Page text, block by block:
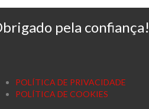
pela confiança!
POLÍTICA DE PRIVACIDADE
POLÍTICA DE COOKIES